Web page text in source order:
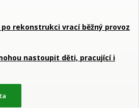
po rekonstrukci vrací běžný provoz
nastoupit děti, pracující i